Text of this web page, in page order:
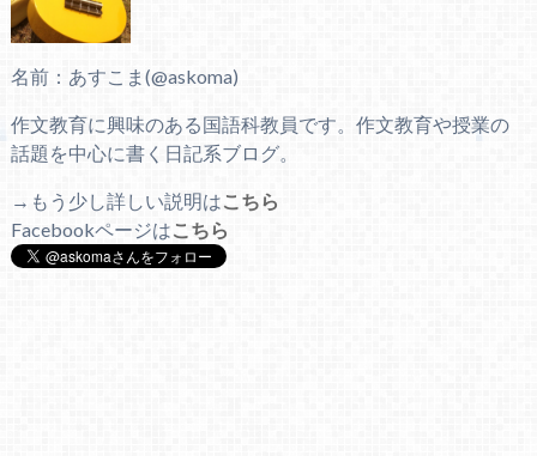
名前：あすこま(@askoma)
作文教育に興味のある国語科教員です。作文教育や授業の
話題を中心に書く日記系ブログ。
→もう少し詳しい説明はこちら
Facebookページはこちら